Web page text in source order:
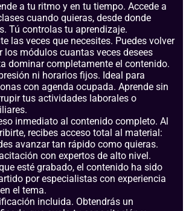
a tu ritmo y en tu tiempo. Accede a
cuando quieras, desde donde
Tú controlas tu aprendizaje.
las veces que necesites. Puedes volver
los módulos cuantas veces desees
dominar completamente el contenido.
ni horarios fijos. Ideal para
con agenda ocupada. Aprende sin
tus actividades laborales o
inmediato al contenido completo. Al
recibes acceso total al material:
avanzar tan rápido como quieras.
con expertos de alto nivel.
esté grabado, el contenido ha sido
por especialistas con experiencia
el tema.
incluida. Obtendrás un